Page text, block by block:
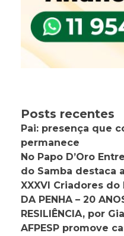
Posts recentes
Pai: presença que
permanece
No Papo D’Oro
do Samba destaca
XXXVI Criadores do
DA PENHA – 20
RESILIÊNCIA, por
AFPESP promove